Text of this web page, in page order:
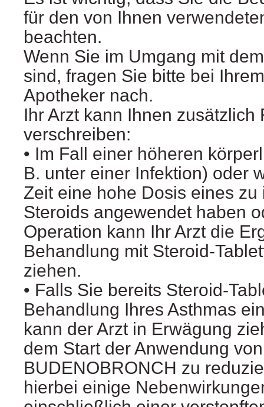
für den von Ihnen
beachten.
Wenn Sie im Umgang mit
sind, fragen Sie bitte bei
Apotheker nach.
Ihr Arzt kann Ihnen zusätzlich
verschreiben:
• Im Fall einer höheren
B. unter einer Infektion) oder
Zeit eine hohe Dosis eines
Steroids angewendet haben
Operation kann Ihr Arzt die
Behandlung mit Steroid-
ziehen.
• Falls Sie bereits Steroid-
Behandlung Ihres Asthmas
kann der Arzt in Erwägung
dem Start der Anwendung von
BUDENOBRONCH zu
hierbei einige